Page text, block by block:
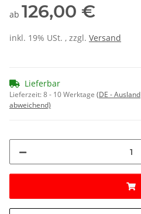
ab 126,00 €
inkl. 19% USt. , zzgl. Versand
Lieferbar
Lieferzeit:8 - 10 Werktage (DE - Ausland
abweichend)